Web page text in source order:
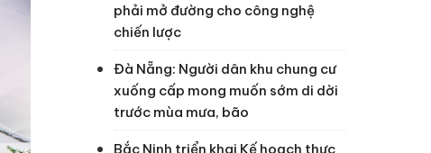
phải mở đường cho công nghệ
chiến lược
Đà Nẵng: Người dân khu chung cư
xuống cấp mong muốn sớm di dời
trước mùa mưa, bão
Bắc Ninh triển khai Kế hoạch thực